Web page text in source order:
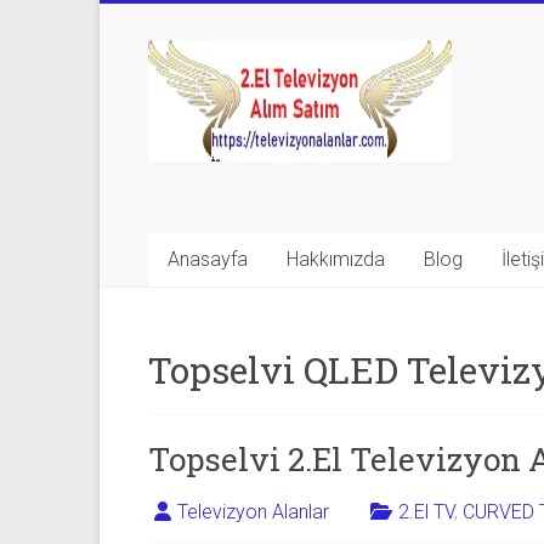
contentTelevizyon
Alanlar
Televizyon
|
TV
Alanlar
İkinci
El
Anasayfa Hakkımızda Blog
Topselvi QLED
Topselvi 2.El Televizyon
Televizyon Alanlar 2.El TV, CURVED